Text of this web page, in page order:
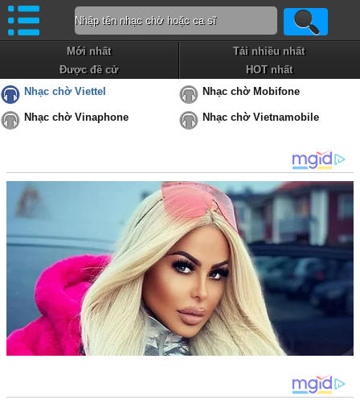
Mới nhất
Tải nhiều nhất
Được đề cử
HOT nhất
Nhạc chờ Viettel
Nhạc chờ Mobifone
Nhạc chờ Vinaphone Nhạc chờ Vietnamobile